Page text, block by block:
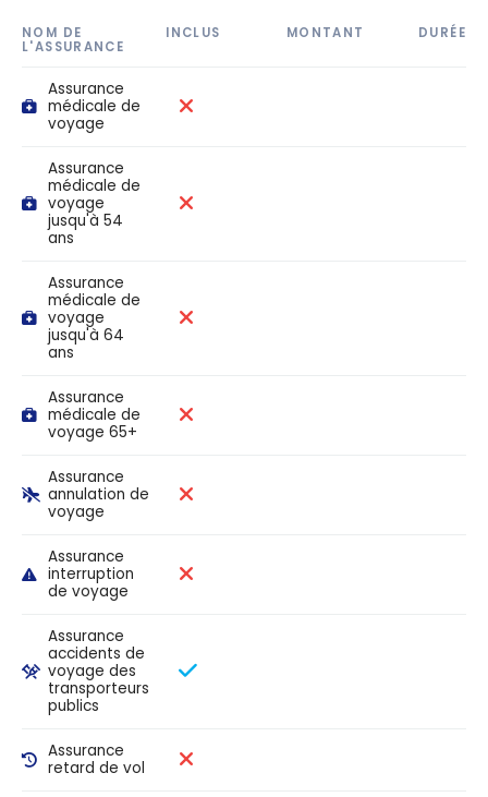
NOM DE
L'ASSURANCE
INCLUS MONTANT DURÉE
Assurance
médicale de
voyage
Assurance
médicale de
voyage
jusqu'à 54
ans
Assurance
médicale de
voyage
jusqu'à 64
ans
Assurance
médicale de
voyage 65+
Assurance
annulation de
voyage
Assurance
interruption
de voyage
Assurance
accidents de
voyage des
transporteurs
publics
Assurance
retard de vol